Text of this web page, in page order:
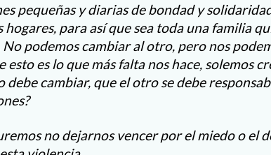
pequeñas y diarias de bondad y
para así que sea toda una familia
No podemos cambiar al otro, pero nos
es lo que más falta nos hace, solemos
debe cambiar, que el otro se debe
no dejarnos vencer por el miedo o el